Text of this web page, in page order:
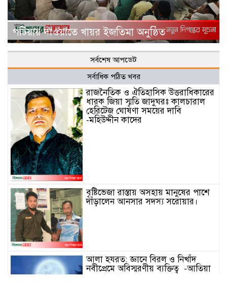
পটিয়ায় দাওয়াতে খায়র ইজতিমা অনুষ্ঠিত
সর্বশেষ আপডেট
সর্বাধিক পঠিত খবর
রাজনৈতিক ও ঐতিহাসিক উত্তরাধিকারের
ধারক জিয়া স্মৃতি জাদুঘরঃ কালচারাল
হেরিটেজ ঘোষণা সময়ের দাবি
-মহিউদ্দীন কাদের
বৃষ্টিভেজা রাস্তায় অসহায় মানুষের পাশে
দাঁড়ালেন আনসার সদস্য সরোয়ার।
আলা হযরত: জ্ঞানে বিরল ও নিখাঁদ
নবীপ্রেমে অবিস্মরণীয় ব্যক্তিত্ব -আতিয়া
নুর আফরা